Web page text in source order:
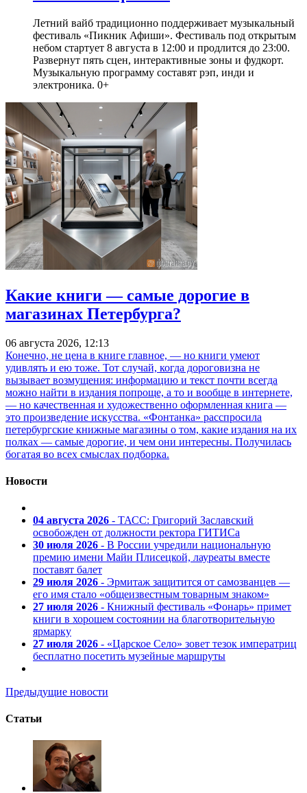
Летний вайб традиционно поддерживает музыкальный
фестиваль «Пикник Афиши». Фестиваль под открытым
небом стартует 8 августа в 12:00 и продлится до 23:00.
Развернут пять сцен, интерактивные зоны и фудкорт.
Музыкальную программу составят рэп, инди и
электроника. 0+
Какие книги — самые дорогие в
магазинах Петербурга?
06 августа 2026, 12:13
Конечно, не цена в книге главное, — но книги умеют
удивлять и ею тоже. Тот случай, когда дороговизна не
вызывает возмущения: информацию и текст почти всегда
можно найти в издания попроще, а то и вообще в интернете,
— но качественная и художественно оформленная книга —
это произведение искусства. «Фонтанка» расспросила
петербургские книжные магазины о том, какие издания на их
полках — самые дорогие, и чем они интересны. Получилась
богатая во всех смыслах подборка.
Новости
04 августа 2026 - ТАСС: Григорий Заславский
освобожден от должности ректора ГИТИСа
30 июля 2026 - В России учредили национальную
премию имени Майи Плисецкой, лауреаты вместе
поставят балет
29 июля 2026 - Эрмитаж защитится от самозванцев —
его имя стало «общеизвестным товарным знаком»
27 июля 2026 - Книжный фестиваль «Фонарь» примет
книги в хорошем состоянии на благотворительную
ярмарку
27 июля 2026 - «Царское Село» зовет тезок императриц
бесплатно посетить музейные маршруты
Предыдущие новости
Статьи